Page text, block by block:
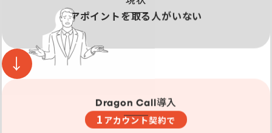
アポイントを取る人がいない
Dragon Call導入
1 アカウント契約で